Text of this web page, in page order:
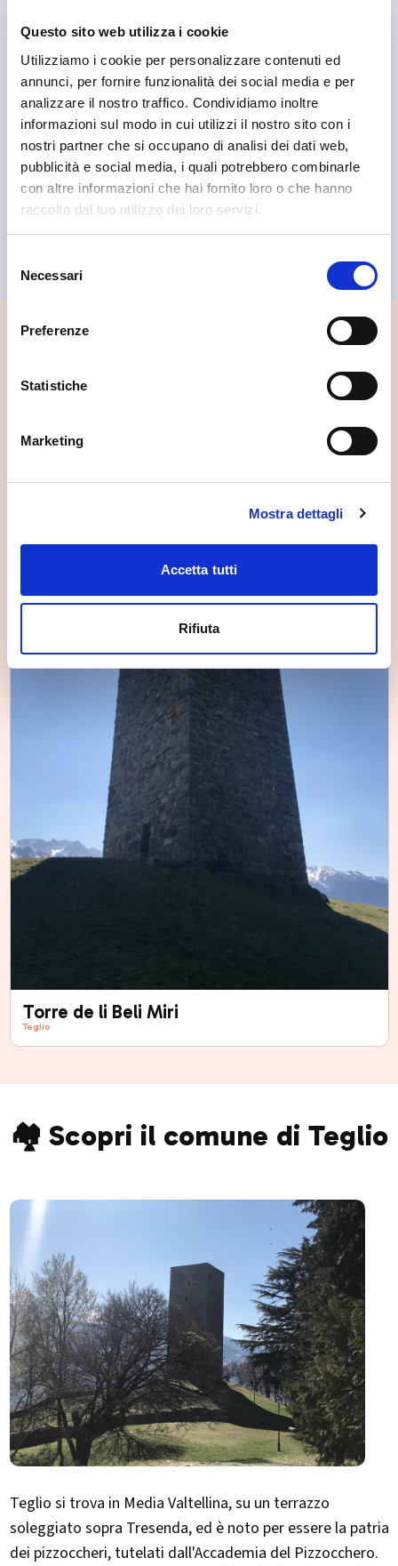
Questo sito web utilizza i cookie
Utilizziamo i cookie per personalizzare contenuti ed
annunci, per fornire funzionalità dei social media e per
analizzare il nostro traffico. Condividiamo inoltre
informazioni sul modo in cui utilizzi il nostro sito con i
nostri partner che si occupano di analisi dei dati web,
pubblicità e social media, i quali potrebbero combinarle
con altre informazioni che hai fornito loro o che hanno
raccolto dal tuo utilizzo dei loro servizi.
delNecessari
Preferenze
Statistiche
Marketing
Mostra dettagli
Accetta tutti
Rifiuta
Panificio Bresesti
📍 Cosa vedere nei dintorni
Se vuoi scoprire di più su questa zona, qui trovi altri
Torre de li Beli Miri
Teglio
🏘️ Scopri il comune di Teglio
Teglio si trova in Media Valtellina, su un terrazzo
soleggiato sopra Tresenda, ed è noto per essere la patria
dei pizzoccheri, tutelati dall'Accademia del Pizzocchero.